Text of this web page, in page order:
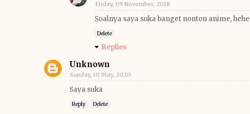
Friday, 09 November, 2018
Soalnya saya suka banget nonton anime, hehe
Delete
Replies
Unknown
Sunday, 10 May, 2020
Saya suka
Reply Delete